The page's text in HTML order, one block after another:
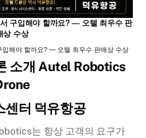
구입해야 할까요? — 오텔 최우수 판
상 수상
입해야 할까요? — 오텔 최우수 판매상 수상
소개 Autel Robotics
센터 덕유항공
는 항상 고객의 요구가